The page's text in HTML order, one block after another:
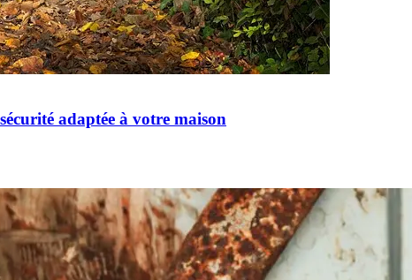
adaptée à votre maison